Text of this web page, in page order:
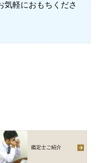
気軽におもちくださ
鑑定士ご紹介